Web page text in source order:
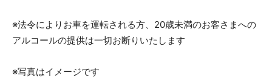
※法令によりお車を運転される方、20歳未満のお客さまへの
アルコールの提供は一切お断りいたします
※写真はイメージです